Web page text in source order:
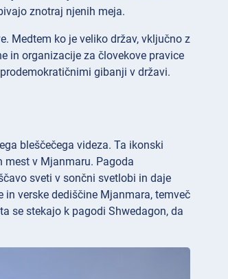
znotraj njenih meja.
Medtem ko je veliko držav, vključno z
in organizacije za človekove pravice
gibanji v državi.
bleščečega videza. Ta ikonski
mest v Mjanmaru. Pagoda
sveti v sončni svetlobi in daje
verske dediščine Mjanmara, temveč
se stekajo k pagodi Shwedagon, da